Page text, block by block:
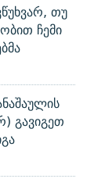
თუ
ჩემი
გავიგეთ